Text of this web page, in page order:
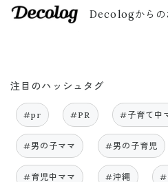
Decologからの
注目のハッシュタグ
#pr #PR #子育て中
#男の子ママ #男の子育児
#育児中ママ #沖縄 #